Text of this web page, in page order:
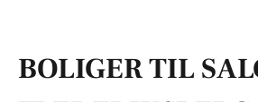
BOLIGER TIL